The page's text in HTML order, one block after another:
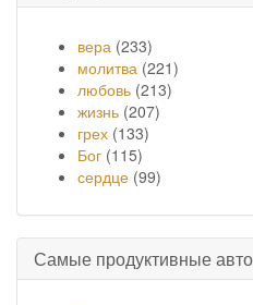
вера (233)
молитва (221)
любовь (213)
жизнь (207)
грех (133)
Бог (115)
сердце (99)
Самые продуктивные